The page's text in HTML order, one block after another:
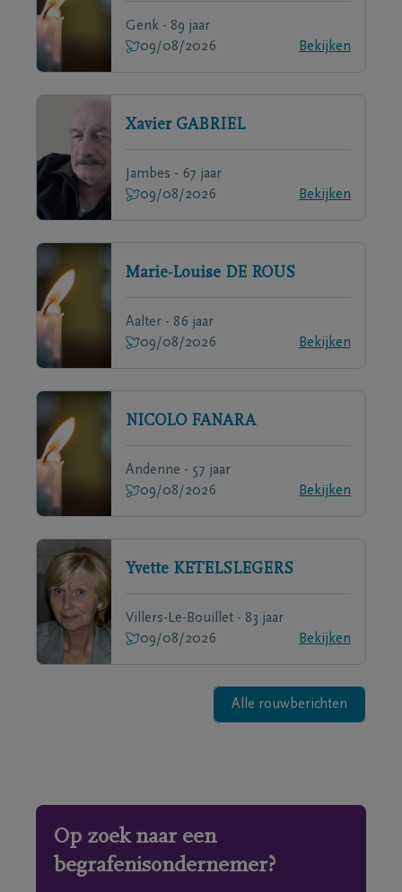
Genk - 89 jaar
09/08/2026
Bekijken
Xavier GABRIEL
Jambes - 67 jaar
09/08/2026
Bekijken
Marie-Louise DE ROUS
Aalter - 86 jaar
09/08/2026
Bekijken
NICOLO FANARA
Andenne - 57 jaar
09/08/2026
Bekijken
Yvette KETELSLEGERS
Villers-Le-Bouillet - 83 jaar
09/08/2026
Bekijken
Alle rouwberichten
Op zoek naar een
begrafenisondernemer?